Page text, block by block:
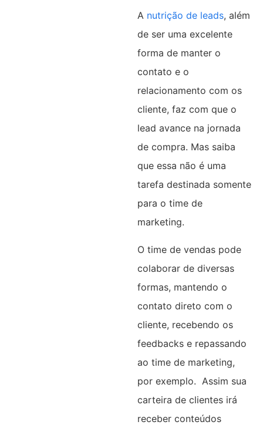
A nutrição de leads, além
de ser uma excelente
forma de manter o
contato e o
relacionamento com os
cliente, faz com que o
lead avance na jornada
de compra. Mas saiba
que essa não é uma
tarefa destinada somente
para o time de
marketing.
O time de vendas pode
colaborar de diversas
formas, mantendo o
contato direto com o
cliente, recebendo os
feedbacks e repassando
ao time de marketing,
por exemplo. Assim sua
carteira de clientes irá
receber conteúdos